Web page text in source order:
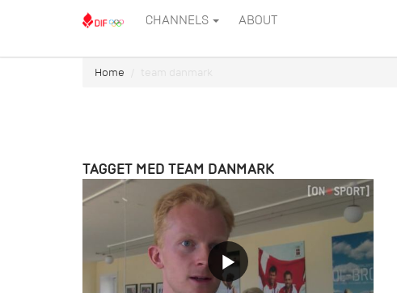
CHANNELS ABOUT
Home team danmark
TAGGET MED TEAM DANMARK